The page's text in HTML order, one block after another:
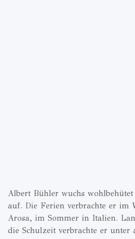
Albert Bühler wuchs
auf. Die Ferien verbrachte er im
Arosa, im Sommer in Italien.
die Schulzeit verbrachte er